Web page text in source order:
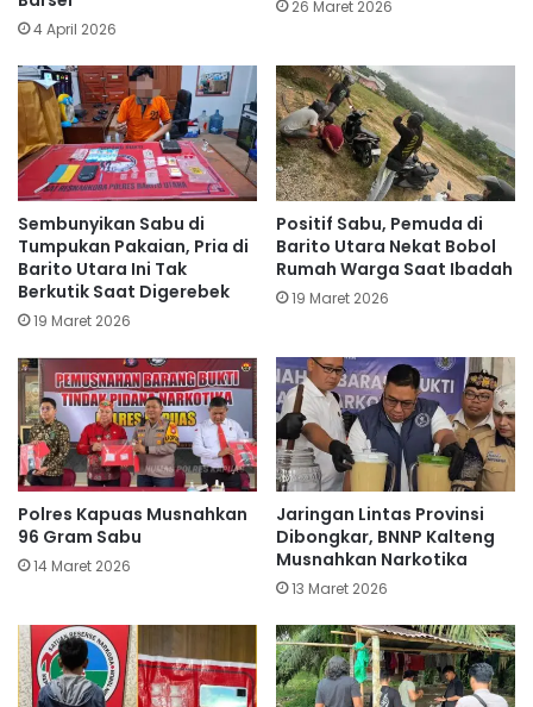
4 April 2026
26 Maret 2026
Sembunyikan Sabu di
Tumpukan Pakaian, Pria di
Barito Utara Ini Tak
Berkutik Saat Digerebek
19 Maret 2026
Positif Sabu, Pemuda di
Barito Utara Nekat Bobol
Rumah Warga Saat Ibadah
19 Maret 2026
Polres Kapuas Musnahkan
96 Gram Sabu
14 Maret 2026
Jaringan Lintas Provinsi
Dibongkar, BNNP Kalteng
Musnahkan Narkotika
13 Maret 2026